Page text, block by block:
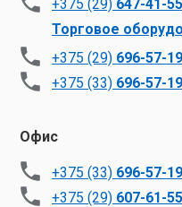
+375 (29) 647-41-55
Торговое
+375 (29) 696-57-19
+375 (33) 696-57-19
Офис
+375 (33) 696-57-19
+375 (29) 607-61-55